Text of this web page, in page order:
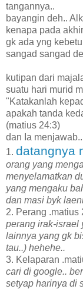
tangannya..
bayangin deh..
kenapa pada
gk ada yng
sangad sangad
kutipan dari
suatu hari murid
"Katakanlah
apakah tanda
(matius 24:3)
dan Ia menjawab..
1. datangnya
orang yang
menyelamatkan
yang mengaku
dan masi byk
2. Perang .matius
perang irak-israel
lainnya yang gk
tau..) hehehe..
3. Kelaparan
cari di google..
setyap harinya di